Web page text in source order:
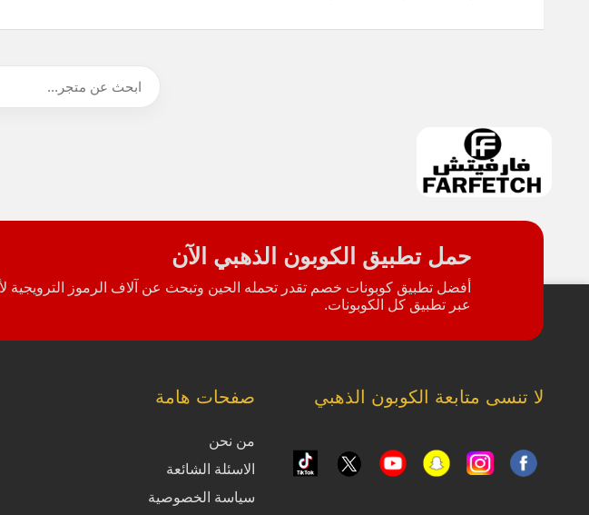
حمل تطبيق الكوبون الذهبي الآن
أفضل تطبيق كوبونات خصم تقدر تحمله الحين وتبحث عن آلاف الرموز الترويجية
عبر تطبيق كل الكوبونات.
لا تنسى متابعة الكوبون الذهبي صفحات هامة
من نحن
الاسئلة الشائعة
سياسة الخصوصية